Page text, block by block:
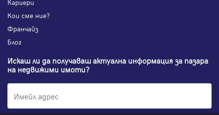
Кариери
Кои сме ние?
Франчайз
Блог
Искаш ли да получаваш актуална информация за пазара
на недвижими имоти?